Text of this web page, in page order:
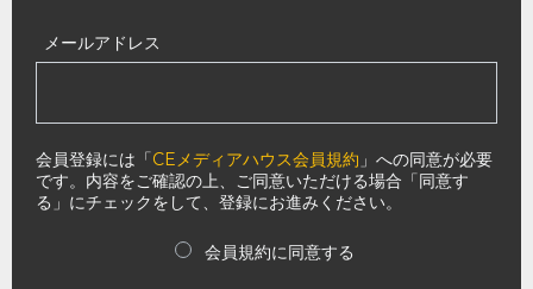
メールアドレス
会員登録には「CEメディアハウス会員規約 」への同意が必要
です。内容をご確認の上、ご同意いただける場合「同意す
る」にチェックをして、登録にお進みください。
会員規約に同意する